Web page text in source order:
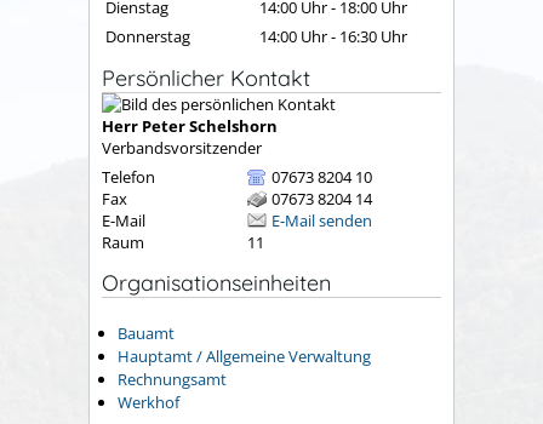
Dienstag 14:00 Uhr- 18:00 Uhr
Donnerstag
14:00 Uhr- 16:30 Uhr
Persönlicher Kontakt
Herr PeterSchelshorn
Verbandsvorsitzender
Telefon
07673 8204 10
Fax
07673 8204 14
E-Mail
E-Mail senden
Raum
11
Organisationseinheiten
Bauamt
Hauptamt / Allgemeine Verwaltung
Rechnungsamt
Werkhof